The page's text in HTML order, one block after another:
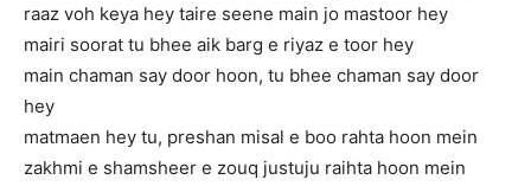
raaz voh keya hey taire seene main jo mastoor hey
mairi soorat tu bhee aik barg e riyaz e toor hey
main chaman say door hoon, tu bhee chaman say door
hey
matmaen hey tu, preshan misal e boo rahta hoon mein
zakhmi e shamsheer e zouq justuju raihta hoon mein